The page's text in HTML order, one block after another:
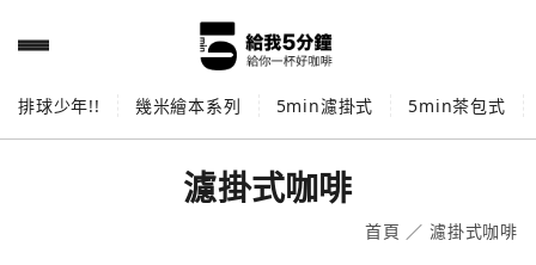
排球少年!! 幾米繪本系列 5min濾掛式 5min茶包式
濾掛式咖啡
首頁 ／ 濾掛式咖啡